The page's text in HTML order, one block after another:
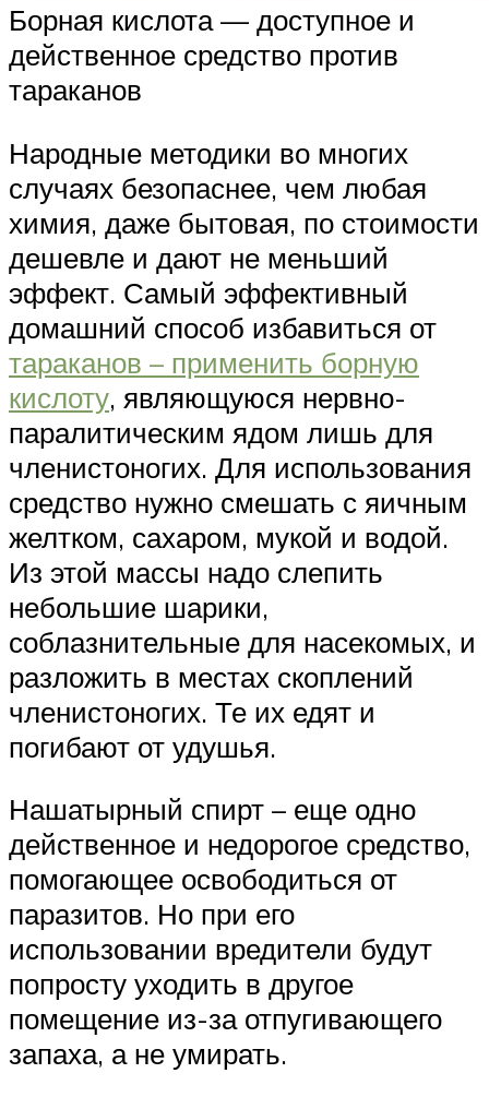
Борная кислота — доступное и
действенное средство против
тараканов
Народные методики во многих
случаях безопаснее, чем любая
химия, даже бытовая, по стоимости
дешевле и дают не меньший
эффект. Самый эффективный
домашний способ избавиться от
тараканов – применить борную
кислоту, являющуюся нервно-
паралитическим ядом лишь для
членистоногих. Для использования
средство нужно смешать с яичным
желтком, сахаром, мукой и водой.
Из этой массы надо слепить
небольшие шарики,
соблазнительные для насекомых, и
разложить в местах скоплений
членистоногих. Те их едят и
погибают от удушья.
Нашатырный спирт – еще одно
действенное и недорогое средство,
помогающее освободиться от
паразитов. Но при его
использовании вредители будут
попросту уходить в другое
помещение из-за отпугивающего
запаха, а не умирать.